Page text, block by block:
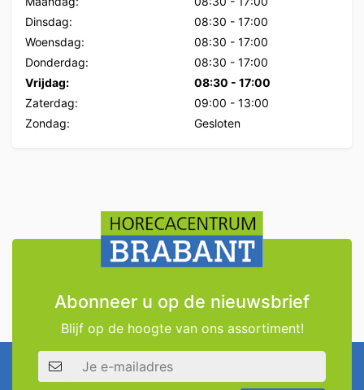
Dinsdag:
08:30 - 17:00
Woensdag:
08:30 - 17:00
Donderdag:
08:30 - 17:00
Vrijdag:
08:30 - 17:00
Zaterdag:
09:00 - 13:00
Zondag:
Gesloten
Abonneer u op de nieuwsbrief
Blijf op de hoogte van ons assortiment!
E-mailadres